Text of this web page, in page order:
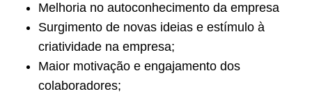
Melhoria no autoconhecimento da empresa
Surgimento de novas ideias e estímulo à
criatividade na empresa;
Maior motivação e engajamento dos
colaboradores;